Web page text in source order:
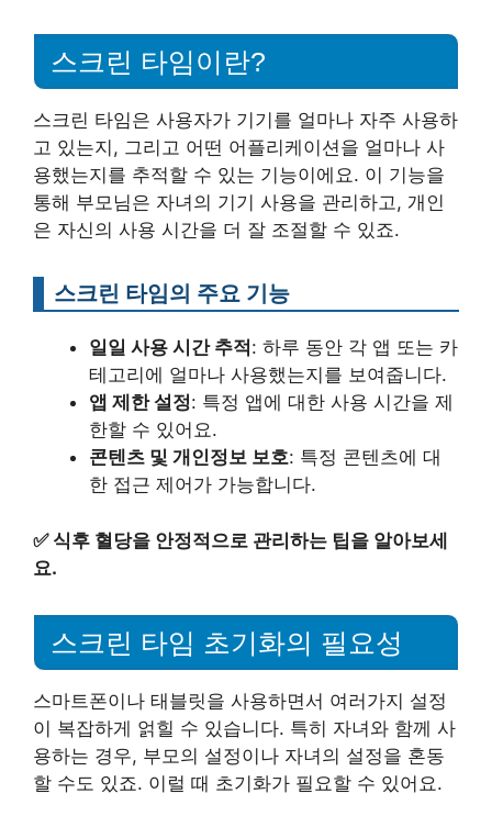
스크린 타임이란?
스크린 타임은 사용자가 기기를 얼마나 자주 사용하
고 있는지, 그리고 어떤 어플리케이션을 얼마나 사
용했는지를 추적할 수 있는 기능이에요. 이 기능을
통해 부모님은 자녀의 기기 사용을 관리하고, 개인
은 자신의 사용 시간을 더 잘 조절할 수 있죠.
스크린 타임의 주요 기능
일일 사용 시간 추적 : 하루 동안 각 앱 또는 카
테고리에 얼마나 사용했는지를 보여줍니다.
앱 제한 설정: 특정 앱에 대한 사용 시간을 제
한할 수 있어요.
콘텐츠 및 개인정보 보호: 특정 콘텐츠에 대
한 접근 제어가 가능합니다.
✅ 식후 혈당을 안정적으로 관리하는 팁을 알아보세
요.
스크린 타임 초기화의 필요성
스마트폰이나 태블릿을 사용하면서 여러가지 설정
이 복잡하게 얽힐 수 있습니다. 특히 자녀와 함께 사
용하는 경우, 부모의 설정이나 자녀의 설정을 혼동
할 수도 있죠. 이럴 때 초기화가 필요할 수 있어요.